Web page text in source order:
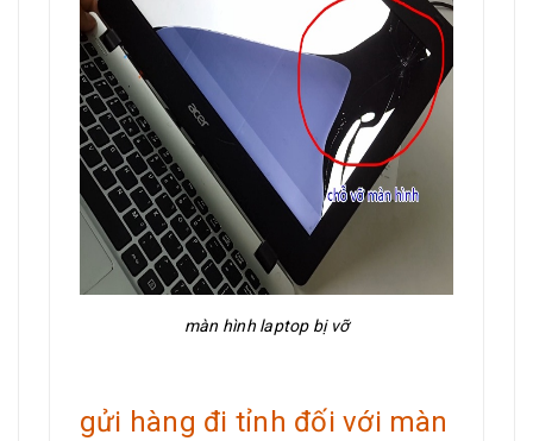
màn hình laptop bị vỡ
gửi hàng đi tỉnh đối với màn